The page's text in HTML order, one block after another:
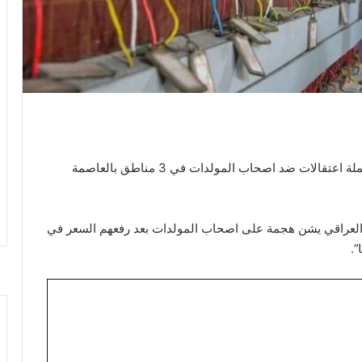
اعلن جهاز الامن الوطني العراقي امس الجمعة، شن حملة اعتقالات ضد اصحاب المولدات في 3 مناطق بالعاصمة
العراقي يشن هجمة على اصحاب المولدات بعد رفعهم السعر في